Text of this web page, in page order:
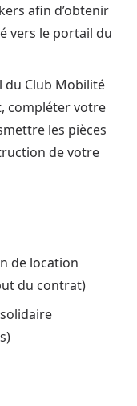
afin d’obtenir
vers le portail du
du Club Mobilité
compléter votre
les pièces
de votre
de location
du contrat)